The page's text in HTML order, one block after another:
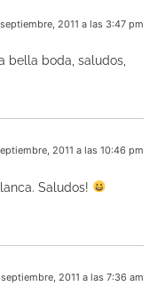
2011 a las 3:47 pm
bella boda, saludos,
2011 a las 10:46 pm
Saludos!
2011 a las 7:36 am